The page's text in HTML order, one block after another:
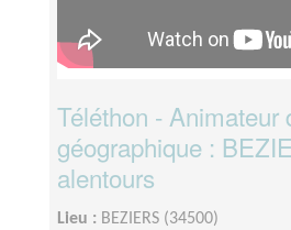
Téléthon - Animateur
géographique :
alentours
Lieu : BEZIERS (34500)